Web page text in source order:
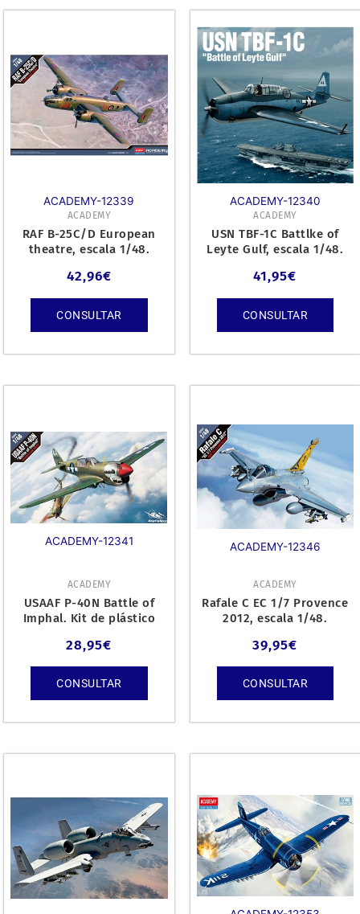
ACADEMY-12339
ACADEMY
RAF B-25C/D European
theatre, escala 1/48.
42,96€
CONSULTAR
ACADEMY-12340
ACADEMY
USN TBF-1C Battlke of
Leyte Gulf, escala 1/48.
41,95€
CONSULTAR
ACADEMY-12341
ACADEMY
USAAF P-40N Battle of
Imphal. Kit de plástico
28,95€
CONSULTAR
ACADEMY-12346
ACADEMY
Rafale C EC 1/7 Provence
2012, escala 1/48.
39,95€
CONSULTAR